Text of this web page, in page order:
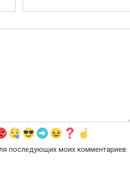
последующих моих комментариев.